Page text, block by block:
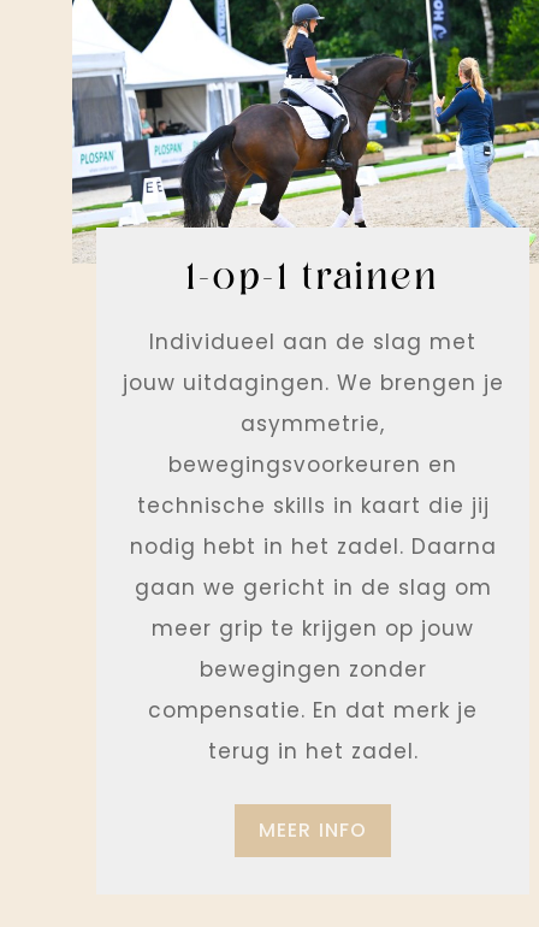
1-op-1 trainen
Individueel aan de slag met
jouw uitdagingen. We brengen je
asymmetrie,
bewegingsvoorkeuren en
technische skills in kaart die jij
nodig hebt in het zadel. Daarna
gaan we gericht in de slag om
meer grip te krijgen op jouw
bewegingen zonder
compensatie. En dat merk je
terug in het zadel.
MEER INFO